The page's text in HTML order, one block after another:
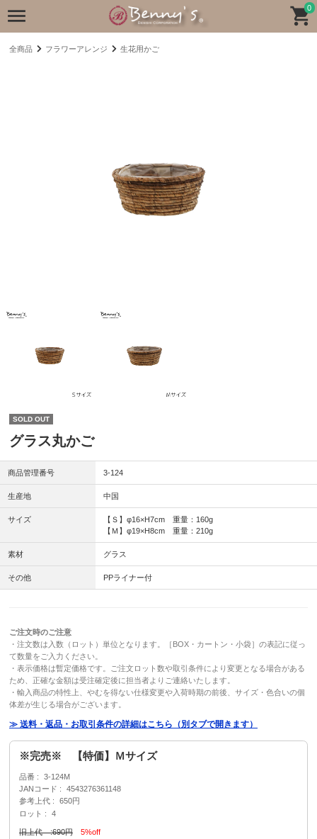
0
全商品 フラワーアレンジ 生花用かご
SOLD OUT
グラス丸かご
商品管理番号 3-124
生産地 中国
サイズ
【Ｓ】φ16×H7cm 重量：160g
【Ｍ】φ19×H8cm 重量：210g
素材 グラス
その他 PPライナー付
ご注文時のご注意
・注文数は入数（ロット）単位となります。［BOX・カートン・小袋］の表記に従っ
て数量をご入力ください。
・表示価格は暫定価格です。ご注文ロット数や取引条件により変更となる場合がある
ため、正確な金額は受注確定後に担当者よりご連絡いたします。
・輸入商品の特性上、やむを得ない仕様変更や入荷時期の前後、サイズ・色合いの個
体差が生じる場合がございます。
≫ 送料・返品・お取引条件の詳細はこちら（別タブで開きます）
※完売※ 【特価】Ｍサイズ
品番
3-124M
JANコード
4543276361148
参考上代
650円
ロット
4
旧上代 :690円 5%off